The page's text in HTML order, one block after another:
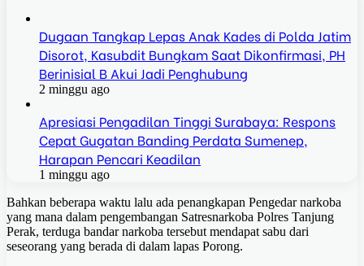
Dugaan Tangkap Lepas Anak Kades di Polda Jatim
Disorot, Kasubdit Bungkam Saat Dikonfirmasi, PH
Berinisial B Akui Jadi Penghubung
2 minggu ago
Apresiasi Pengadilan Tinggi Surabaya: Respons
Cepat Gugatan Banding Perdata Sumenep,
Harapan Pencari Keadilan
1 minggu ago
Bahkan beberapa waktu lalu ada penangkapan Pengedar narkoba
yang mana dalam pengembangan Satresnarkoba Polres Tanjung
Perak, terduga bandar narkoba tersebut mendapat sabu dari
seseorang yang berada di dalam lapas Porong.